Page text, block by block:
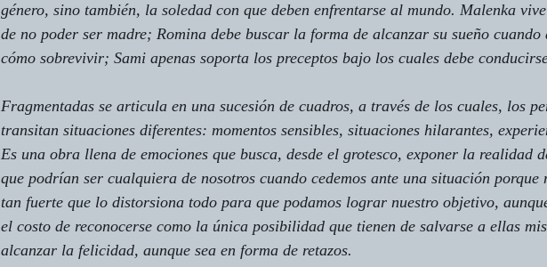
género, sino también, la soledad con que deben enfrentarse al mundo. Malenka
de no poder ser madre; Romina debe buscar la forma de alcanzar su sueño cuando
cómo sobrevivir; Sami apenas soporta los preceptos bajo los cuales debe
Fragmentadas se articula en una sucesión de cuadros, a través de los cuales, los
transitan situaciones diferentes: momentos sensibles, situaciones hilarantes,
Es una obra llena de emociones que busca, desde el grotesco, exponer la realidad
que podrían ser cualquiera de nosotros cuando cedemos ante una situación porque
tan fuerte que lo distorsiona todo para que podamos lograr nuestro objetivo,
el costo de reconocerse como la única posibilidad que tienen de salvarse a ellas
alcanzar la felicidad, aunque sea en forma de retazos.